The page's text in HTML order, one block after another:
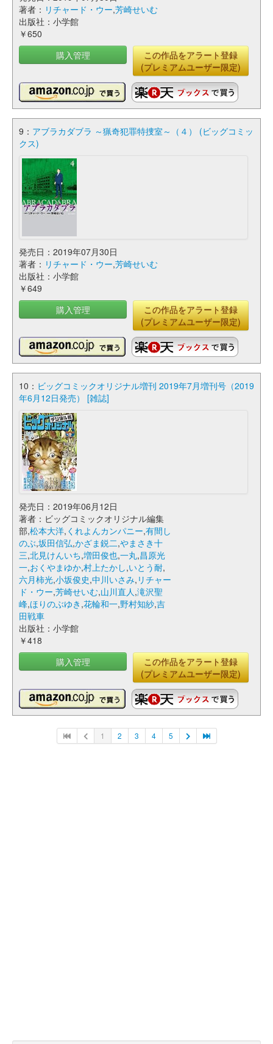
著者： リチャード・ウー,芳崎せいむ
出版社：小学館
￥650
購入管理
この作品をアラート登録
(プレミアムユーザー限定)
9： アブラカダブラ ～猟奇犯罪特捜室～（４） (ビッグコミッ
クス)
発売日：2019年07月30日
著者： リチャード・ウー,芳崎せいむ
出版社：小学館
￥649
購入管理
この作品をアラート登録
(プレミアムユーザー限定)
10： ビッグコミックオリジナル増刊 2019年7月増刊号（2019
年6月12日発売） [雑誌]
発売日：2019年06月12日
著者：ビッグコミックオリジナル編集
部,松本大洋, くれよんカンパニー,有間し
のぶ,坂田信弘,かざま鋭二,やまさき十
三,北見けんいち,増田俊也,一丸,昌原光
一,おくやまゆか,村上たかし,いとう耐,
六月柿光,小坂俊史,中川いさみ, リチャー
ド・ウー,芳崎せいむ,山川直人,滝沢聖
峰,ほりのぶゆき ,花輪和一,野村知紗,吉
田戦車
出版社：小学館
￥418
購入管理
この作品をアラート登録
(プレミアムユーザー限定)
1 2 3 4 5